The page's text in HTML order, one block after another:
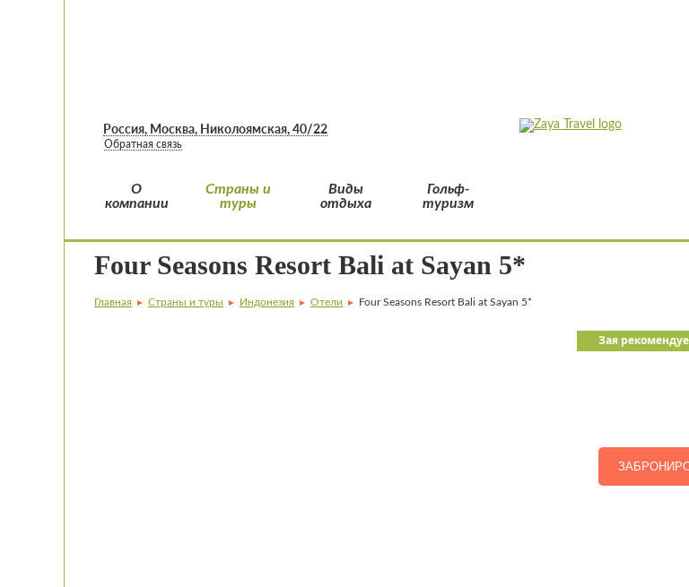
Россия, Москва, Николоямская, 40/22
Обратная связь
О
компании
Страны и
туры
Виды
отдыха
Гольф-
туризм
Four Seasons Resort Bali at Sayan 5*
Главная ► Страны и туры ► Индонезия ► Отели ► Four Seasons Resort Bali at Sayan 5*
Зая